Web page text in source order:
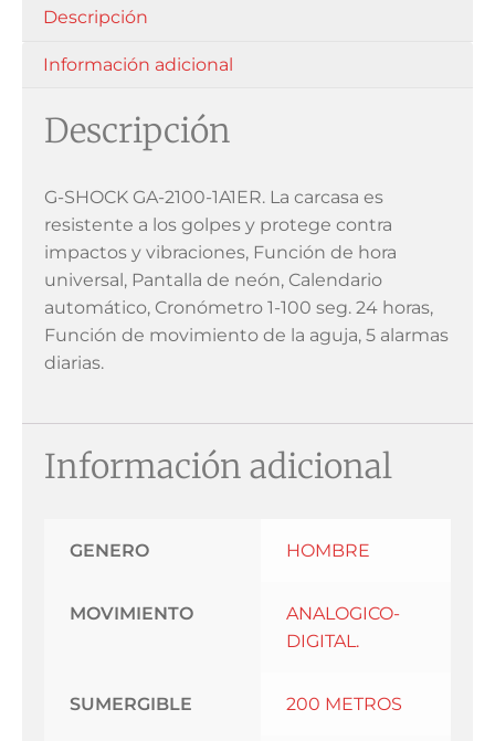
Descripción
Información adicional
Descripción
G-SHOCK GA-2100-1A1ER. La carcasa es
resistente a los golpes y protege contra
impactos y vibraciones, Función de hora
universal, Pantalla de neón, Calendario
automático, Cronómetro 1-100 seg. 24 horas,
Función de movimiento de la aguja, 5 alarmas
diarias.
Información adicional
GENERO HOMBRE
MOVIMIENTO
ANALOGICO-
DIGITAL.
SUMERGIBLE 200 METROS